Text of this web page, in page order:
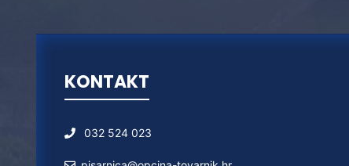
KONTAKT
032 524 023